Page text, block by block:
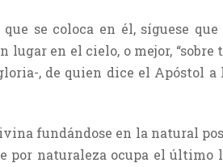
se coloca en él, síguese
lugar en el cielo, o mejor,
, de quien dice el Apóstol a
fundándose en la natural
por naturaleza ocupa el último